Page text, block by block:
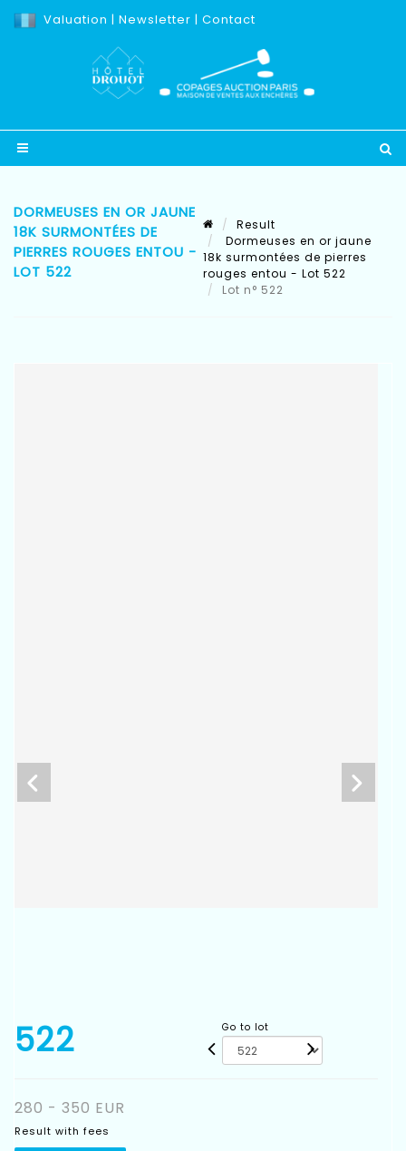
Valuation | Newsletter | Contact
DORMEUSES EN OR JAUNE
18K SURMONTÉES DE
PIERRES ROUGES ENTOU -
LOT 522
Result
Dormeuses en or jaune
18k surmontées de pierres
rouges entou - Lot 522
Lot n° 522
522 Go to lot
280 - 350 EUR
Result with fees